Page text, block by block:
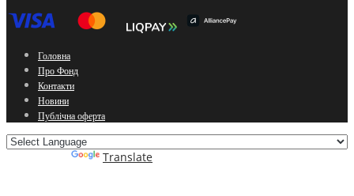
Головна
Про Фонд
Контакти
Новини
Публічна оферта
Translate